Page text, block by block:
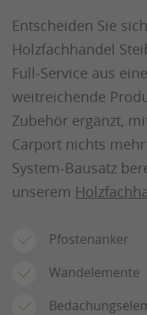
Entscheiden Sie
Holzfachhandel
Full-Service aus
weitreichende
Zubehör ergänzt,
Carport nichts
System-Bausatz
unserem
Pfostenanker
Wandelemente